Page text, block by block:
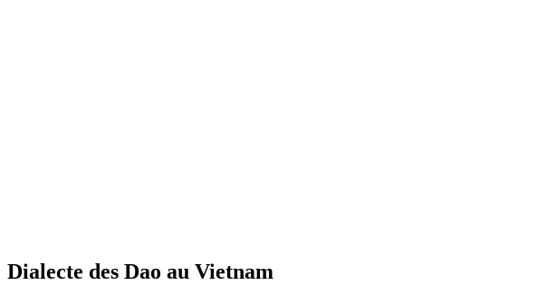
Dialecte des Dao au Vietnam